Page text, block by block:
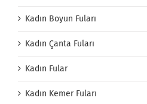
Kadın Boyun Fuları
Kadın Çanta Fuları
Kadın Fular
Kadın Kemer Fuları